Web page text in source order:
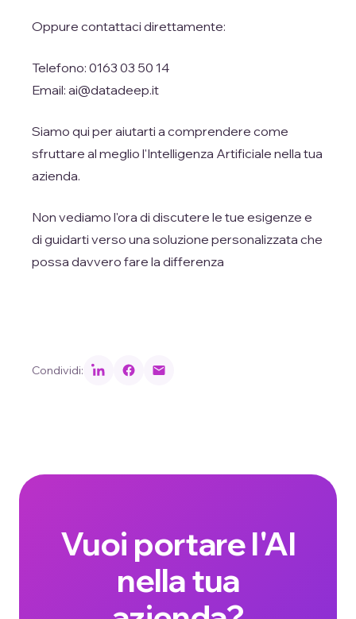
Oppure contattaci direttamente:
Telefono: 0163 03 50 14
Email: ai@datadeep.it
Siamo qui per aiutarti a comprendere come
sfruttare al meglio l'Intelligenza Artificiale nella tua
azienda.
Non vediamo l'ora di discutere le tue esigenze e
di guidarti verso una soluzione personalizzata che
possa davvero fare la differenza
Condividi:
Vuoi portare l'AI
nella tua